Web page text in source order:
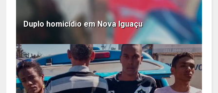
Duplo homicídio em Nova Iguaçu